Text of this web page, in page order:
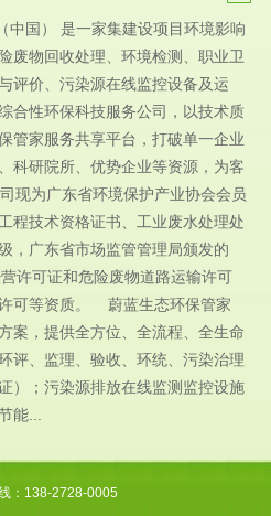
国） 是一家集建设项目环境影响
废物回收处理、环境检测、职业卫
评价、污染源在线监控设备及运
合性环保科技服务公司，以技术质
管家服务共享平台，打破单一企业
科研院所、优势企业等资源，为客
现为广东省环境保护产业协会会员
程技术资格证书、工业废水处理处
，广东省市场监管管理局颁发的
许可证和危险废物道路运输许可
可等资质。 蔚蓝生态环保管家
，提供全方位、全流程、全生命
评、监理、验收、环统、污染治理
）；污染源排放在线监测监控设施
能...
：138-2728-0005